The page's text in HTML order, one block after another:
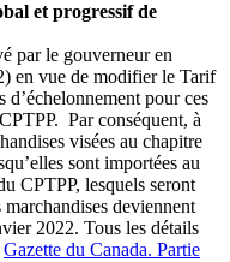
et progressif de
par le gouverneur en
en vue de modifier le Tarif
d’échelonnement pour ces
Par conséquent, à
visées au chapitre
sont importées au
CPTPP, lesquels seront
deviennent
2022. Tous les détails
Gazette du Canada. Partie